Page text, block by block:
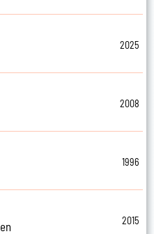
2025
2008
1996
2015